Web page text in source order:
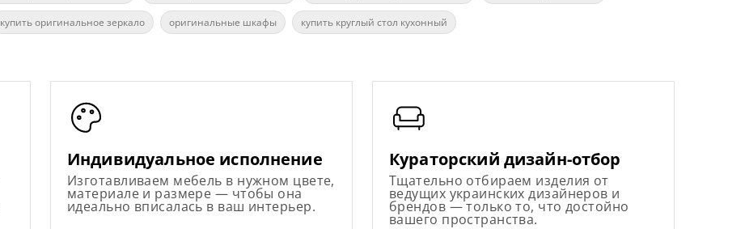
купить оригинальное зеркало оригинальные шкафы купить круглый стол кухонный
Индивидуальное исполнение
Изготавливаем мебель в нужном цвете,
материале и размере — чтобы она
идеально вписалась в ваш интерьер.
Кураторский дизайн-отбор
Тщательно отбираем изделия от
ведущих украинских дизайнеров и
брендов — только то, что достойно
вашего пространства.